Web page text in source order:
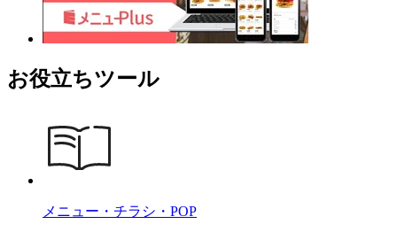
お役立ちツール
メニュー・チラシ・POP